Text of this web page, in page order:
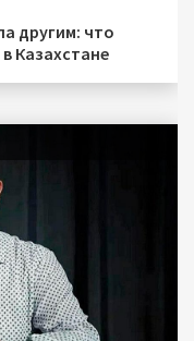
другим: что
Казахстане